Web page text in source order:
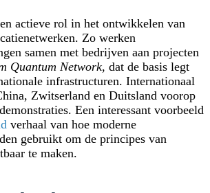
actieve rol in het ontwikkelen van
Zo werken
samen met bedrijven aan projecten
Quantum Network, dat de basis legt
infrastructuren. Internationaal
Zwitserland en Duitsland voorop
Een interessant voorbeeld
verhaal van hoe moderne
gebruikt om de principes van
te maken.